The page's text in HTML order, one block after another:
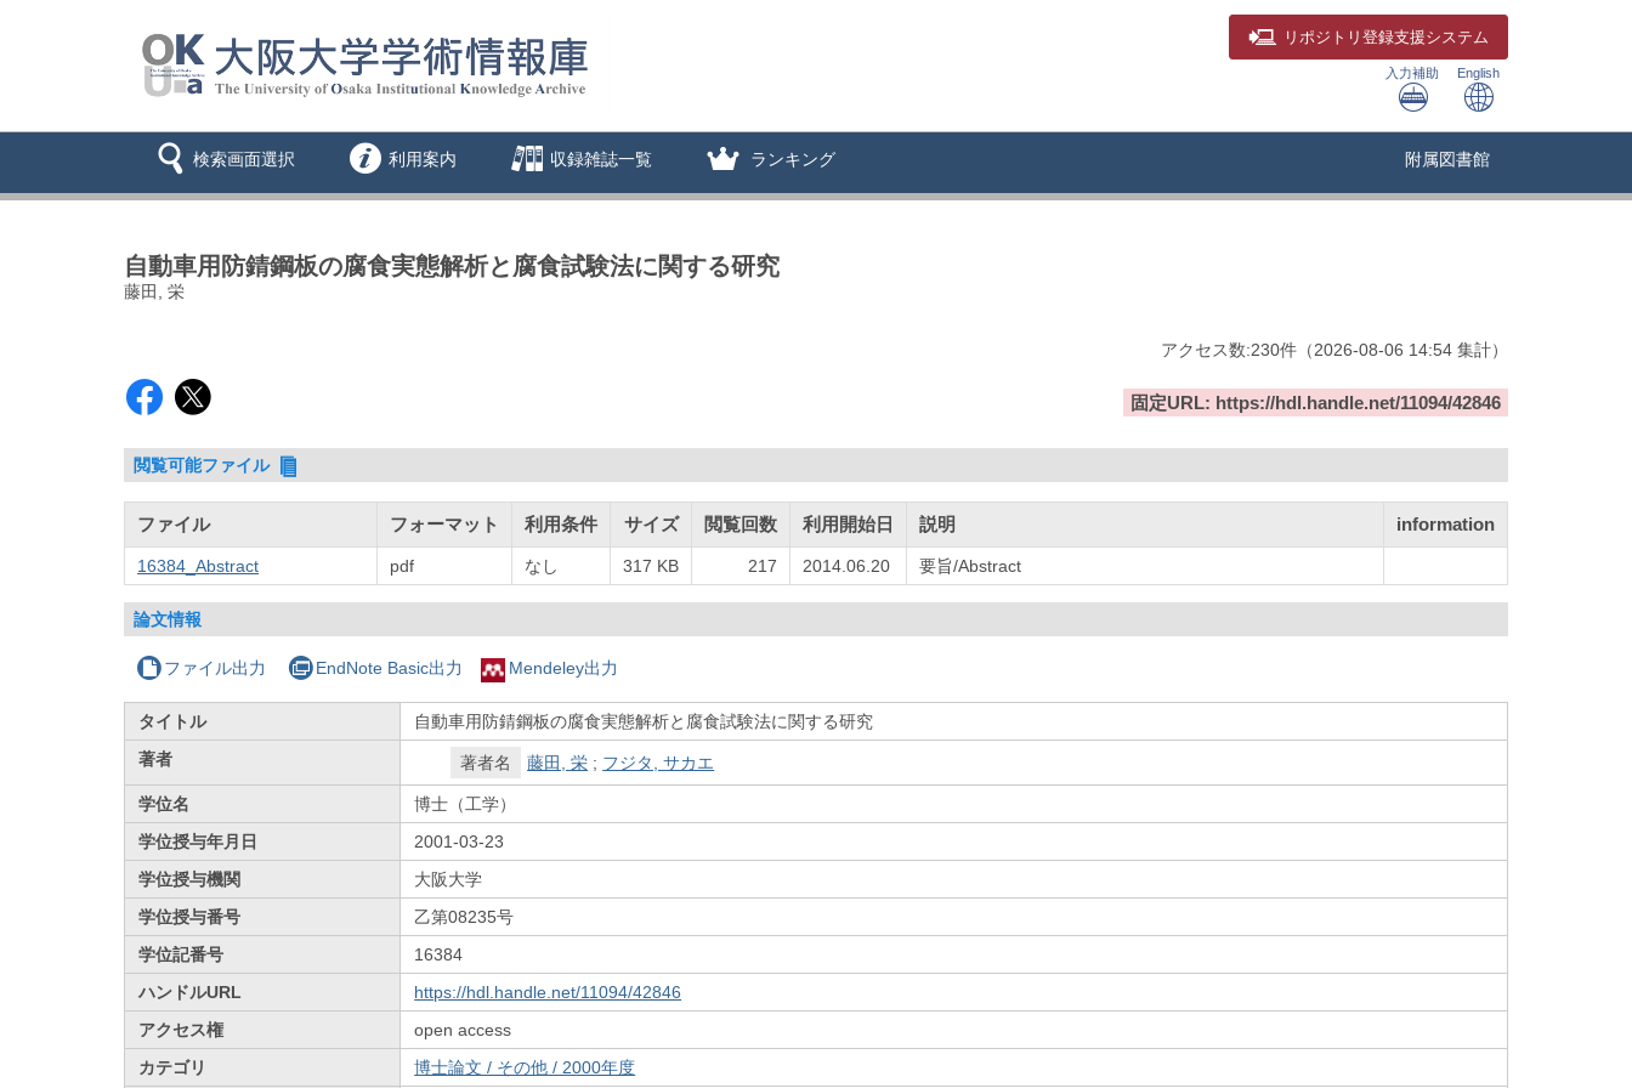
リポジトリ 登録支援システム
入力補助 English
検索画面選択 利用案内 収録雑誌一覧 ランキング 附属図書館
自動車用防錆鋼板の腐食実態解析と腐食試験法に関する研究
藤田, 栄
アクセス数:230件 （2026-08-06 14:54 集計）
固定URL: https://hdl.handle.net/11094/42846
閲覧可能ファイル
ファイル フォーマット 利用条件 サイズ 閲覧回数 利用開始日 説明 information
16384_Abstract pdf なし 317 KB 217 2014.06.20 要旨/Abstract
論文情報
ファイル出力 EndNote Basic出力 Mendeley出力
タイトル
自動車用防錆鋼板の腐食実態解析と腐食試験法に関する研究
著者
著者名 藤田, 栄 ; フジタ, サカエ
学位名
博士（工学）
学位授与年月日
2001-03-23
学位授与機関
大阪大学
学位授与番号
乙第08235号
学位記番号
16384
ハンドルURL
https://hdl.handle.net/11094/42846
アクセス権
open access
カテゴリ
博士論文 / その他 / 2000年度